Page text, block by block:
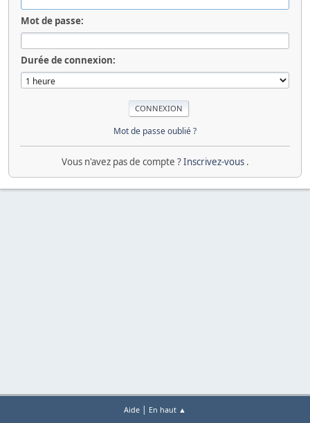
Mot de passe:
Durée de connexion:
Mot de passe oublié ?
Vous n'avez pas de compte ?Inscrivez-vous .
Aide | En haut ▲